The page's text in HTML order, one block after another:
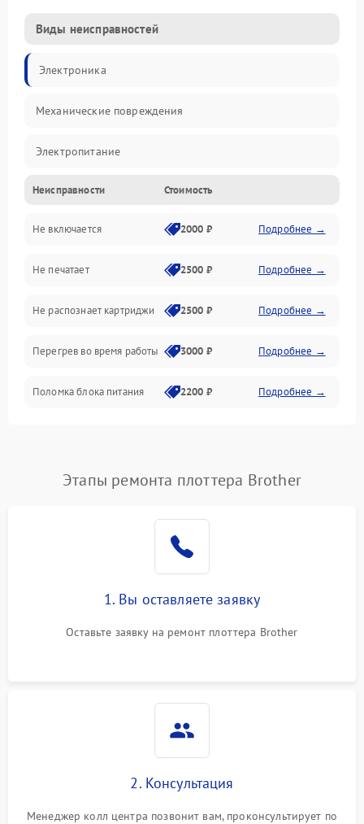
Виды неисправностей
Электроника
Механические повреждения
Электропитание
Работа системы
Механика
Оптика
Программное обеспечение
Корпус/Герметичность
Интерфейсы
Неисправности Стоимость
Не включается 2000 ₽ Подробнее →
Не печатает 2500 ₽ Подробнее →
Не распознает картриджи 2500 ₽ Подробнее →
Перегрев во время работы 3000 ₽ Подробнее →
Поломка блока питания 2200 ₽ Подробнее →
Этапы ремонта плоттера Brother
1. Вы оставляете заявку
Оставьте заявку на ремонт плоттера Brother
2. Консультация
Менеджер колл центра позвонит вам, проконсультирует по